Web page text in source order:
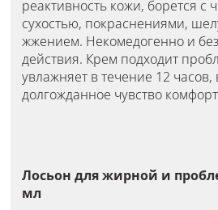
реактивность кожи, борется с
сухостью, покраснениями,
жжением. Некомедогенно и
действия. Крем подходит
увлажняет в течение 12
долгожданное чувство
Лосьон для жирной и
мл